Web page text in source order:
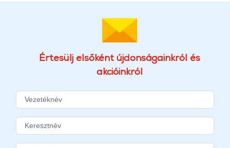
Értesülj elsőként újdonságainkról és
akcióinkról